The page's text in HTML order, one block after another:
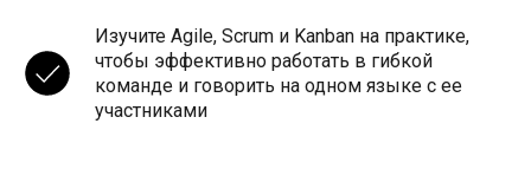
Изучите Agile, Scrum и Kanban на практике,
чтобы эффективно работать в гибкой
команде и говорить на одном языке с ее
участниками